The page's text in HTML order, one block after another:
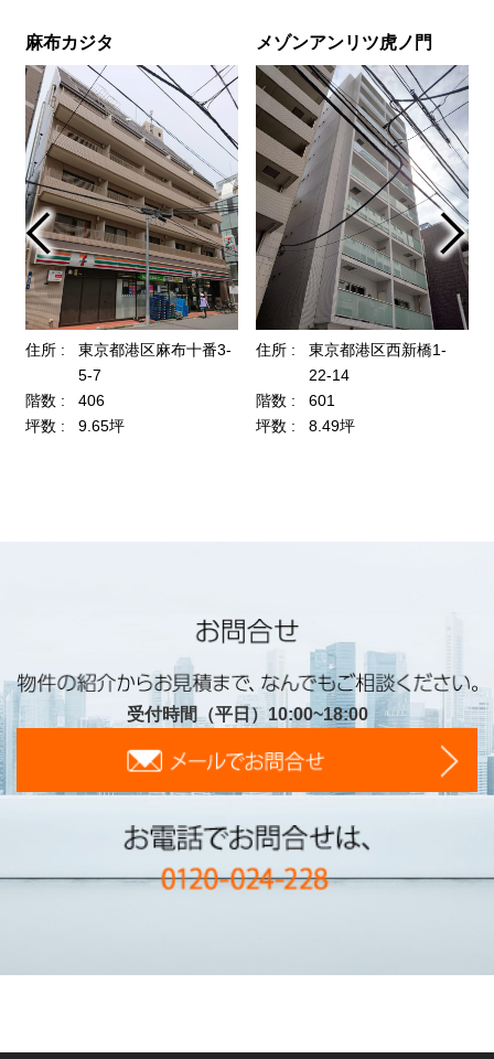
受付時間（平日）10:00~18:00